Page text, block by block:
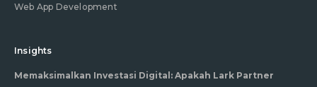
Web App Development
Insights
Memaksimalkan Investasi Digital: Apakah Lark Partner